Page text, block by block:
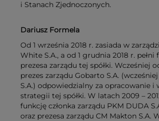
i Stanach Zjednoczonych.
Dariusz Formela
Od 1 września 2018 r. zasiada w
White S.A., a od 1 grudnia 2018 r. pełni
prezesa zarządu tej spółki. Wcześniej
prezes zarządu Gobarto S.A.
S.A.) odpowiedzialny za opracowanie i
strategii tej spółki. W latach 2009 –
funkcję członka zarządu PKM DUDA
oraz prezesa zarządu CM Makton S.A.